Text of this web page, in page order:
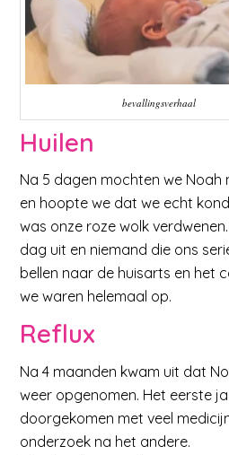
bevallingsverhaal
Huilen
Na 5 dagen mochten we Noah
en hoopte we dat we echt
was onze roze wolk
dag uit en niemand die ons
bellen naar de huisarts en het
we waren helemaal op.
Reflux
Na 4 maanden kwam uit dat
weer opgenomen. Het eerste
doorgekomen met veel
onderzoek na het andere.